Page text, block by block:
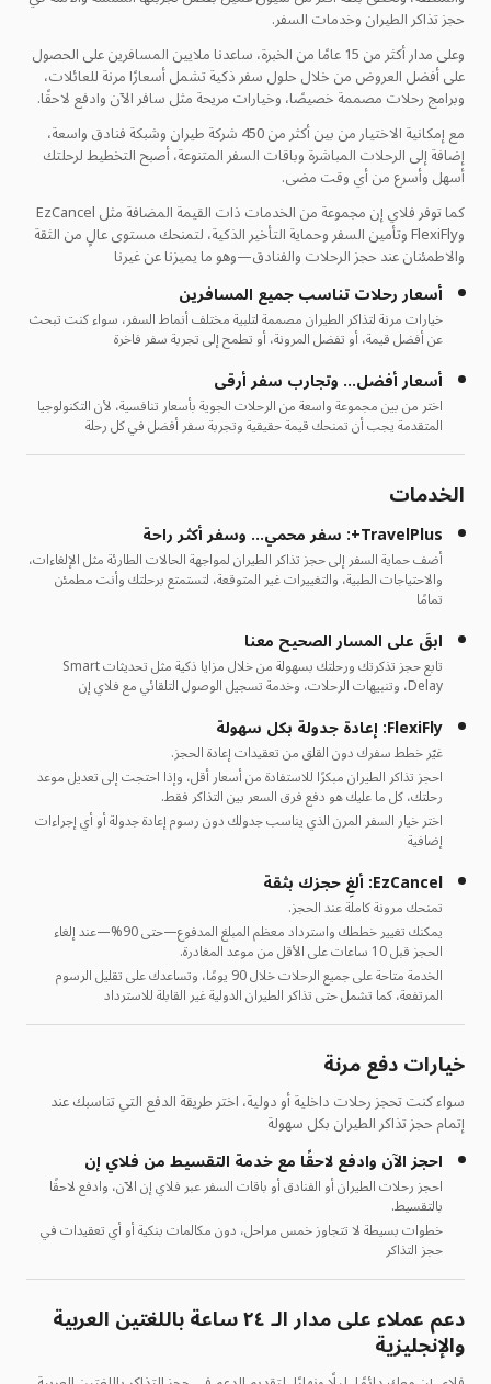
حجز تذاكر الطيران وخدمات السفر.
وعلى مدار أكثر من 15 عامًا من الخبرة، ساعدنا ملايين المسافرين على الحصول
على أفضل العروض من خلال حلول سفر ذكية تشمل أسعارًا مرنة للعائلات،
وبرامج رحلات مصممة خصيصًا، وخيارات مريحة مثل سافر الآن وادفع لاحقًا.
مع إمكانية الاختيار من بين أكثر من 450 شركة طيران وشبكة فنادق واسعة،
إضافة إلى الرحلات المباشرة وباقات السفر المتنوعة، أصبح التخطيط لرحلتك
أسهل وأسرع من أي وقت مضى.
كما توفر فلاي إن مجموعة من الخدمات ذات القيمة المضافة مثل EzCancel
وFlexiFly وتأمين السفر وحماية التأخير الذكية، لتمنحك مستوى عالٍ من الثقة
والاطمئنان عند حجز الرحلات والفنادق—وهو ما يميزنا عن غيرنا
أسعار رحلات تناسب جميع المسافرين
خيارات مرنة لتذاكر الطيران مصممة لتلبية مختلف أنماط السفر، سواء كنت تبحث
عن أفضل قيمة، أو تفضل المرونة، أو تطمح إلى تجربة سفر فاخرة
أسعار أفضل… وتجارب سفر أرقى
اختر من بين مجموعة واسعة من الرحلات الجوية بأسعار تنافسية، لأن التكنولوجيا
المتقدمة يجب أن تمنحك قيمة حقيقية وتجربة سفر أفضل في كل رحلة
الخدمات
TravelPlus+: سفر محمي… وسفر أكثر راحة
أضف حماية السفر إلى حجز تذاكر الطيران لمواجهة الحالات الطارئة مثل الإلغاءات،
والاحتياجات الطبية، والتغييرات غير المتوقعة، لتستمتع برحلتك وأنت مطمئن
تمامًا
ابقَ على المسار الصحيح معنا
تابع حجز تذكرتك ورحلتك بسهولة من خلال مزايا ذكية مثل تحديثات Smart
Delay، وتنبيهات الرحلات، وخدمة تسجيل الوصول التلقائي مع فلاي إن
FlexiFly: إعادة جدولة بكل سهولة
غيّر خطط سفرك دون القلق من تعقيدات إعادة الحجز.
احجز تذاكر الطيران مبكرًا للاستفادة من أسعار أقل، وإذا احتجت إلى تعديل موعد
رحلتك، كل ما عليك هو دفع فرق السعر بين التذاكر فقط.
اختر خيار السفر المرن الذي يناسب جدولك دون رسوم إعادة جدولة أو أي إجراءات
إضافية
EzCancel: ألغِ حجزك بثقة
تمنحك مرونة كاملة عند الحجز.
يمكنك تغيير خططك واسترداد معظم المبلغ المدفوع—حتى 90%—عند إلغاء
الحجز قبل 10 ساعات على الأقل من موعد المغادرة.
الخدمة متاحة على جميع الرحلات خلال 90 يومًا، وتساعدك على تقليل الرسوم
المرتفعة، كما تشمل حتى تذاكر الطيران الدولية غير القابلة للاسترداد
خيارات دفع مرنة
سواء كنت تحجز رحلات داخلية أو دولية، اختر طريقة الدفع التي تناسبك عند
إتمام حجز تذاكر الطيران بكل سهولة
احجز الآن وادفع لاحقًا مع خدمة التقسيط من فلاي إن
احجز رحلات الطيران أو الفنادق أو باقات السفر عبر فلاي إن الآن، وادفع لاحقًا
بالتقسيط.
خطوات بسيطة لا تتجاوز خمس مراحل، دون مكالمات بنكية أو أي تعقيدات في
حجز التذاكر
دعم عملاء على مدار الـ ٢٤ ساعة باللغتين العربية
والإنجليزية